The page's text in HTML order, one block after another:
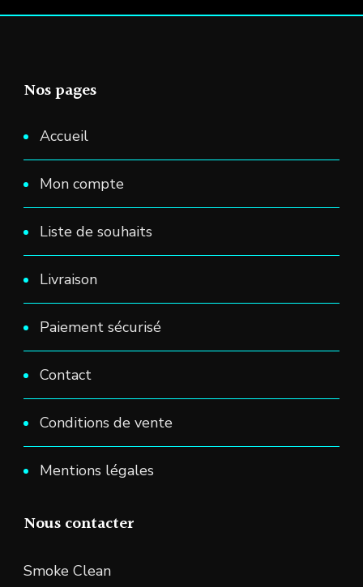
Nos pages
Accueil
Mon compte
Liste de souhaits
Livraison
Paiement sécurisé
Contact
Conditions de vente
Mentions légales
Nous contacter
Smoke Clean